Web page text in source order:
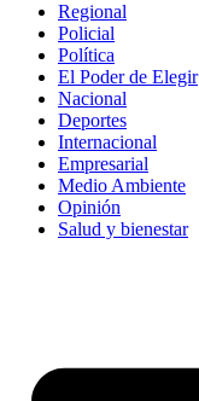
Regional
Policial
Política
El Poder de Elegir
Nacional
Deportes
Internacional
Empresarial
Medio Ambiente
Opinión
Salud y bienestar